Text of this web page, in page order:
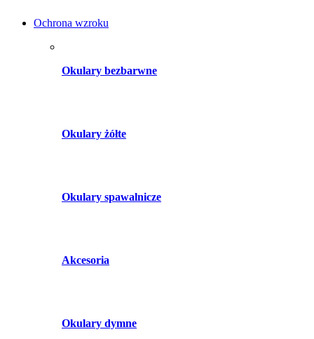
Ochrona wzroku
Okulary bezbarwne
Okulary żółte
Okulary spawalnicze
Akcesoria
Okulary dymne